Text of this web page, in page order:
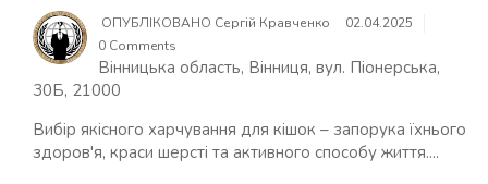
ОПУБЛІКОВАНО Сергій Кравченко
02.04.2025
0 Comments
Вінницька область, Вінниця, вул. Піонерська,
30Б, 21000
Вибір якісного харчування для кішок – запорука їхнього
здоров'я, краси шерсті та активного способу життя....